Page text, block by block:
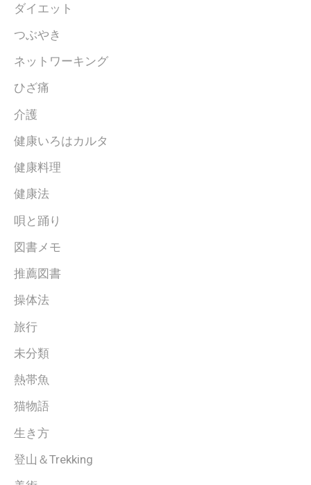
ダイエット
つぶやき
ネットワーキング
ひざ痛
介護
健康いろはカルタ
健康料理
健康法
唄と踊り
図書メモ
推薦図書
操体法
旅行
未分類
熱帯魚
猫物語
生き方
登山＆Trekking